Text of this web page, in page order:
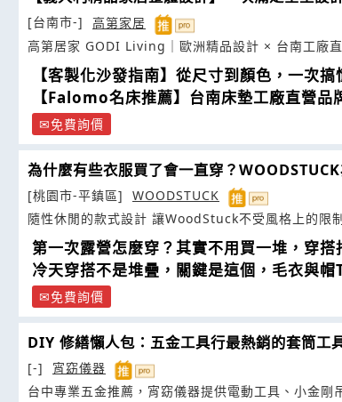
[台南市-]
高第家居
高第居家 GODI Living｜歐洲精品設計 × 台南工廠
【客製化沙發指南】從尺寸到顏色，一次
【Falomo名床推薦】台南床墊工廠直營品
免費詢價
為什麼有些衣服買了會一直穿？
[桃園市-平鎮區]
WOODSTUCK
隨性休閒的款式設計 讓WoodStuck不受風格上的限
第一次露營怎麼穿？其實不用買一堆，穿搭
冷天穿搭不是堆疊，關鍵是這個，毛衣與帽
免費詢價
DIY 修繕懶人包：五金工具行最熱銷的套筒工
[-]
宵窈儀器
台中專業五金推薦，宵窈儀器提供電動工具、小金剛